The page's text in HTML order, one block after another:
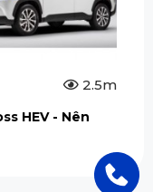
2.5m
HEV - Nên